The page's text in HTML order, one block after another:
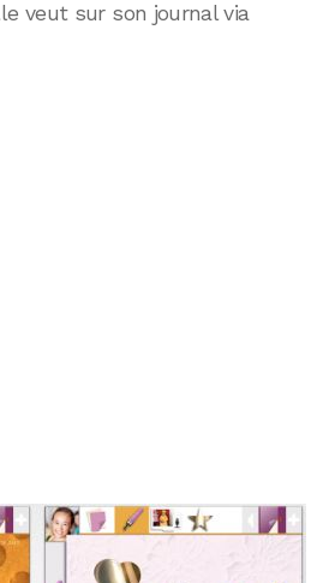
veut sur son journal via